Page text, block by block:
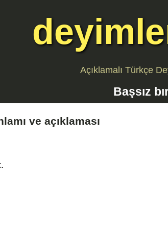
Açıklamalı Türkçe
Başsız
ve açıklaması